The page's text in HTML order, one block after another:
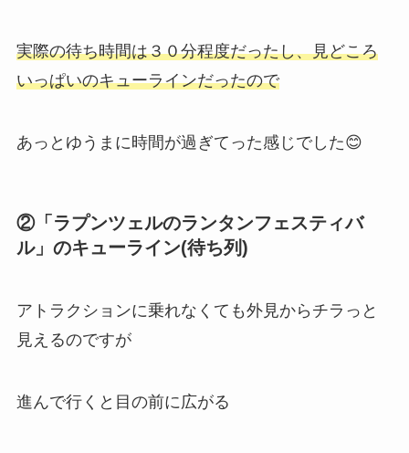
実際の待ち時間は３０分程度だったし、見どころ
いっぱいのキューラインだったので
あっとゆうまに時間が過ぎてった感じでした😊
②「ラプンツェルのランタンフェスティバ
ル」のキューライン(待ち列)
アトラクションに乗れなくても外見からチラっと
見えるのですが
進んで行くと目の前に広がる